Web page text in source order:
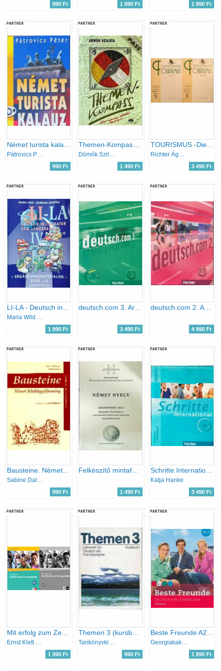
990 Ft 1 990 Ft 1 990 Ft
PARTNER
Német turista kalauz
Pátrovics Péter
990 Ft
PARTNER
Themen-Kompass - Előkészítő tanfolyam a "C" típusú középfokú német nyelcvvizsgára
Dömők Szilvia
1 490 Ft
PARTNER
TOURISMUS -Die Welt (der deutschen Sprache) öffnet sich-Lehrbuch BAND 1 & 2
Richter Ágnes
3 490 Ft
PARTNER
Maria Wild - Barbara Zsuppán
1 990 Ft
PARTNER
3 490 Ft
PARTNER
deutsch.com 2. A2. Kursbuch
4 990 Ft
PARTNER
990 Ft
PARTNER
1 490 Ft
PARTNER
Schritte International 5 Kursbuch+Arbeitsbuch
Katja Hanke
3 490 Ft
PARTNER
Ernst Klett Sprachen
1 990 Ft
PARTNER
Tankönyvkiadó
990 Ft
PARTNER
Georgiakaki Manuela - Graf-Riemann Elisabeth - Schümann Anja - Seuthe Christiane
1 890 Ft